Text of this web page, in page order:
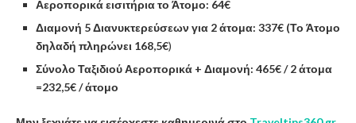
Αεροπορικά εισιτήρια το Άτομο: 64€
Διαμονή 5 Διανυκτερεύσεων για 2 άτομα: 337€ (Το Άτομο
δηλαδή πληρώνει 168,5€)
Σύνολο Ταξιδιού Αεροπορικά + Διαμονή: 465€ / 2 άτομα
=232,5€ / άτομο